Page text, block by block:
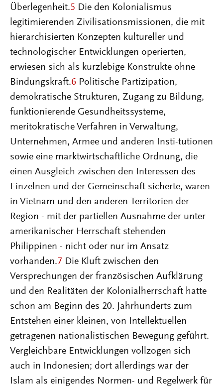
Überlegenheit.5 Die den Kolonialismus
legitimierenden Zivilisationsmissionen, die mit
hierarchisierten Konzepten kultureller und
technologischer Entwicklungen operierten,
erwiesen sich als kurzlebige Konstrukte ohne
Bindungskraft.6 Politische Partizipation,
demokratische Strukturen, Zugang zu Bildung,
funktionierende Gesundheitssysteme,
meritokratische Verfahren in Verwaltung,
Unternehmen, Armee und anderen Insti-tutionen
sowie eine marktwirtschaftliche Ordnung, die
einen Ausgleich zwischen den Interessen des
Einzelnen und der Gemeinschaft sicherte, waren
in Vietnam und den anderen Territorien der
Region - mit der partiellen Ausnahme der unter
amerikanischer Herrschaft stehenden
Philippinen - nicht oder nur im Ansatz
vorhanden.7 Die Kluft zwischen den
Versprechungen der französischen Aufklärung
und den Realitäten der Kolonialherrschaft hatte
schon am Beginn des 20. Jahrhunderts zum
Entstehen einer kleinen, von Intellektuellen
getragenen nationalistischen Bewegung geführt.
Vergleichbare Entwicklungen vollzogen sich
auch in Indonesien; dort allerdings war der
Islam als einigendes Normen- und Regelwerk für